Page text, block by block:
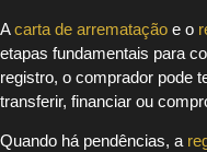
Acarta de arrematação e o
etapas fundamentais para
registro, o comprador pode
transferir, financiar ou
Quando há pendências, a